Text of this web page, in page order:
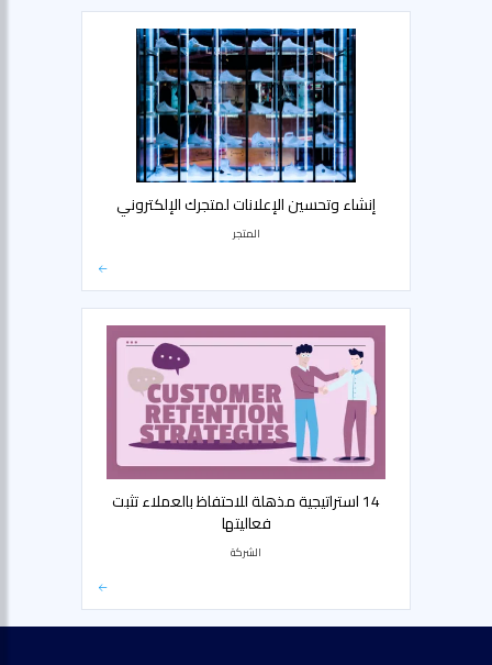
إنشاء وتحسين الإعلانات لمتجرك الإلكتروني
المتجر
14 استراتيجية مذهلة للاحتفاظ بالعملاء تثبت
فعاليتها
الشركة